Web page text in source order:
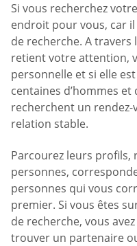
Si vous recherchez
endroit pour vous, car
de recherche. A
retient votre attention,
personnelle et si elle
centaines d’hommes
recherchent un
relation stable.
Parcourez leurs profils,
personnes,
personnes qui vous
premier. Si vous êtes
de recherche, vous
trouver un partenaire